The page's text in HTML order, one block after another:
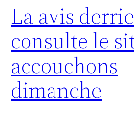
La avis
consulte le
accouchons
dimanche